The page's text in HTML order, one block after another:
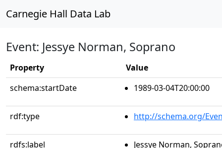
Carnegie Hall Data Lab
Event: Jessye Norman, Soprano
Property
Value
schema:startDate
1989-03-04T20:00:00
rdf:type http://schema.org/
rdfs:label Jessye Norman,